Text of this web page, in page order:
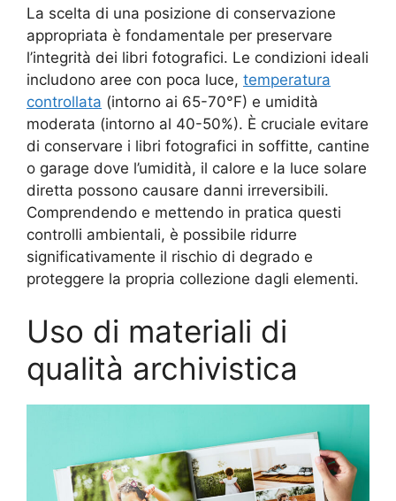
La scelta di una posizione di conservazione
appropriata è fondamentale per preservare
l’integrità dei libri fotografici. Le condizioni ideali
includono aree con poca luce, temperatura
controllata (intorno ai 65-70°F) e umidità
moderata (intorno al 40-50%). È cruciale evitare
di conservare i libri fotografici in soffitte, cantine
o garage dove l’umidità, il calore e la luce solare
diretta possono causare danni irreversibili.
Comprendendo e mettendo in pratica questi
controlli ambientali, è possibile ridurre
significativamente il rischio di degrado e
proteggere la propria collezione dagli elementi.
Uso di materiali di
qualità archivistica